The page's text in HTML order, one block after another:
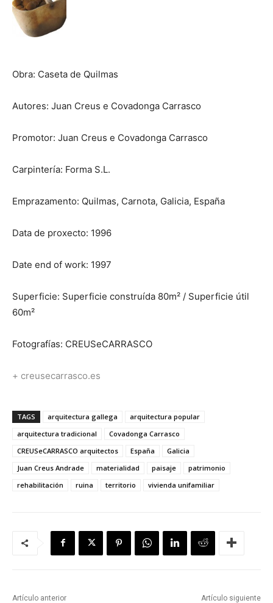
Obra: Caseta de Quilmas
Autores: Juan Creus e Covadonga Carrasco
Promotor: Juan Creus e Covadonga Carrasco
Carpintería: Forma S.L.
Emprazamento: Quilmas, Carnota, Galicia, España
Data de proxecto: 1996
Date end of work: 1997
Superficie: Superficie construída 80m² / Superficie útil
60m²
Fotografías: CREUSeCARRASCO
+ creusecarrasco.es
TAGS arquitectura gallega
arquitectura popular
arquitectura tradicional
Covadonga Carrasco
CREUSeCARRASCO arquitectos
España
Galicia
Juan Creus Andrade
materialidad paisaje
patrimonio
rehabilitación
ruina territorio vivienda unifamiliar
Artículo anterior Artículo siguiente